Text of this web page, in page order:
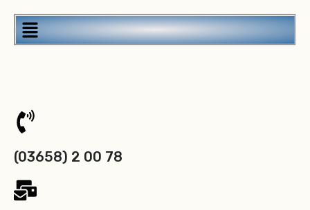
(03658) 2 00 78